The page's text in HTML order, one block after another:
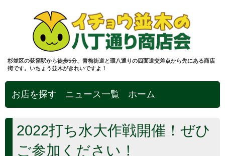
杉並区の荻窪駅から徒歩5分、青梅街道と環八通りの四面道交差点から先にある商店
街です。いちょう並木がきれいですよ！
お店を探す ニュース一覧 ホーム
2022打ち水大作戦開催！ぜひ
ご参加ください！